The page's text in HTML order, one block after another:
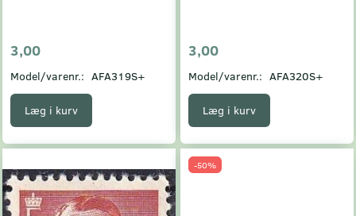
3,00
Model/varenr.: AFA319S+
Læg i kurv
3,00
Model/varenr.: AFA320S+
Læg i kurv
-50%